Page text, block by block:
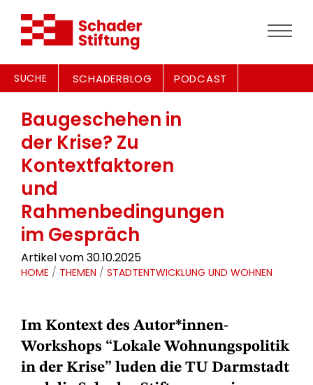
SUCHE SCHADERBLOG PODCAST
Baugeschehen in
der Krise? Zu
Kontextfaktoren
und
Rahmenbedingungen
im Gespräch
Artikel vom 30.10.2025
HOME / THEMEN / STADTENTWICKLUNG UND WOHNEN
Im Kontext des Autor*innen-
Workshops “Lokale Wohnungspolitik
in der Krise” luden die TU Darmstadt